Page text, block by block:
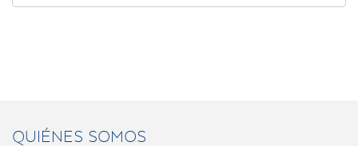
QUIÉNES SOMOS